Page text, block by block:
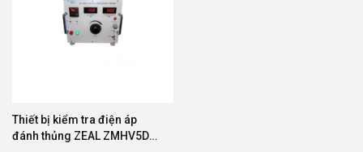
Thiết bị kiểm tra điện áp
đánh thủng ZEAL ZMHV5D-